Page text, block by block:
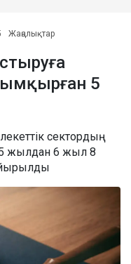
Жаңалықтар
5
сектордың
5 жылдан 6 жыл 8